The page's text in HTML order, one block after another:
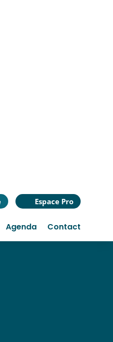
Espace Pro
Agenda Contact